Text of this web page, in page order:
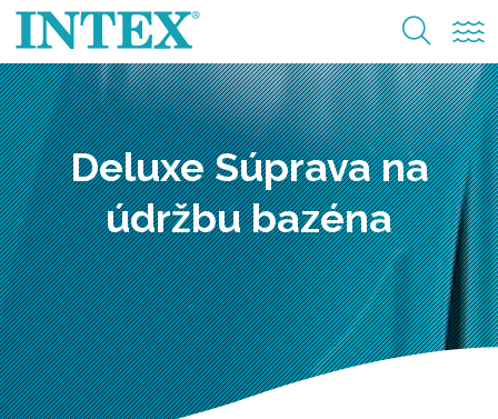
Deluxe Súprava na
údržbu bazéna